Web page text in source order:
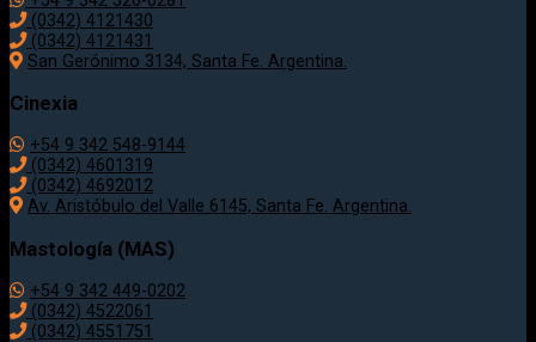
(0342) 4121430
(0342) 4121431
San Gerónimo 3134, Santa Fe. Argentina.
Cinexia
+54 9 342 548-9144
(0342) 4601319
(0342) 4692012
Av. Aristóbulo del Valle 6145, Santa Fe. Argentina.
Mastología (MAS)
+54 9 342 449-0202
(0342) 4522061
(0342) 4551751